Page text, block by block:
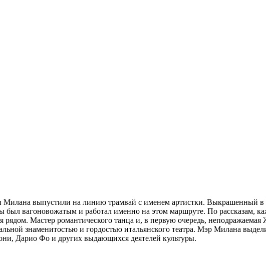
Милана выпустили на линию трамвай с именем артистки. Выкрашенный в
вагоновожатым и работал именно на этом маршруте. По рассказам,
Мастер романтического танца и, в первую очередь,
знаменитостью и гордостью итальянского театра. Мэр Милана
Дарио Фо и других выдающихся деятелей культуры.